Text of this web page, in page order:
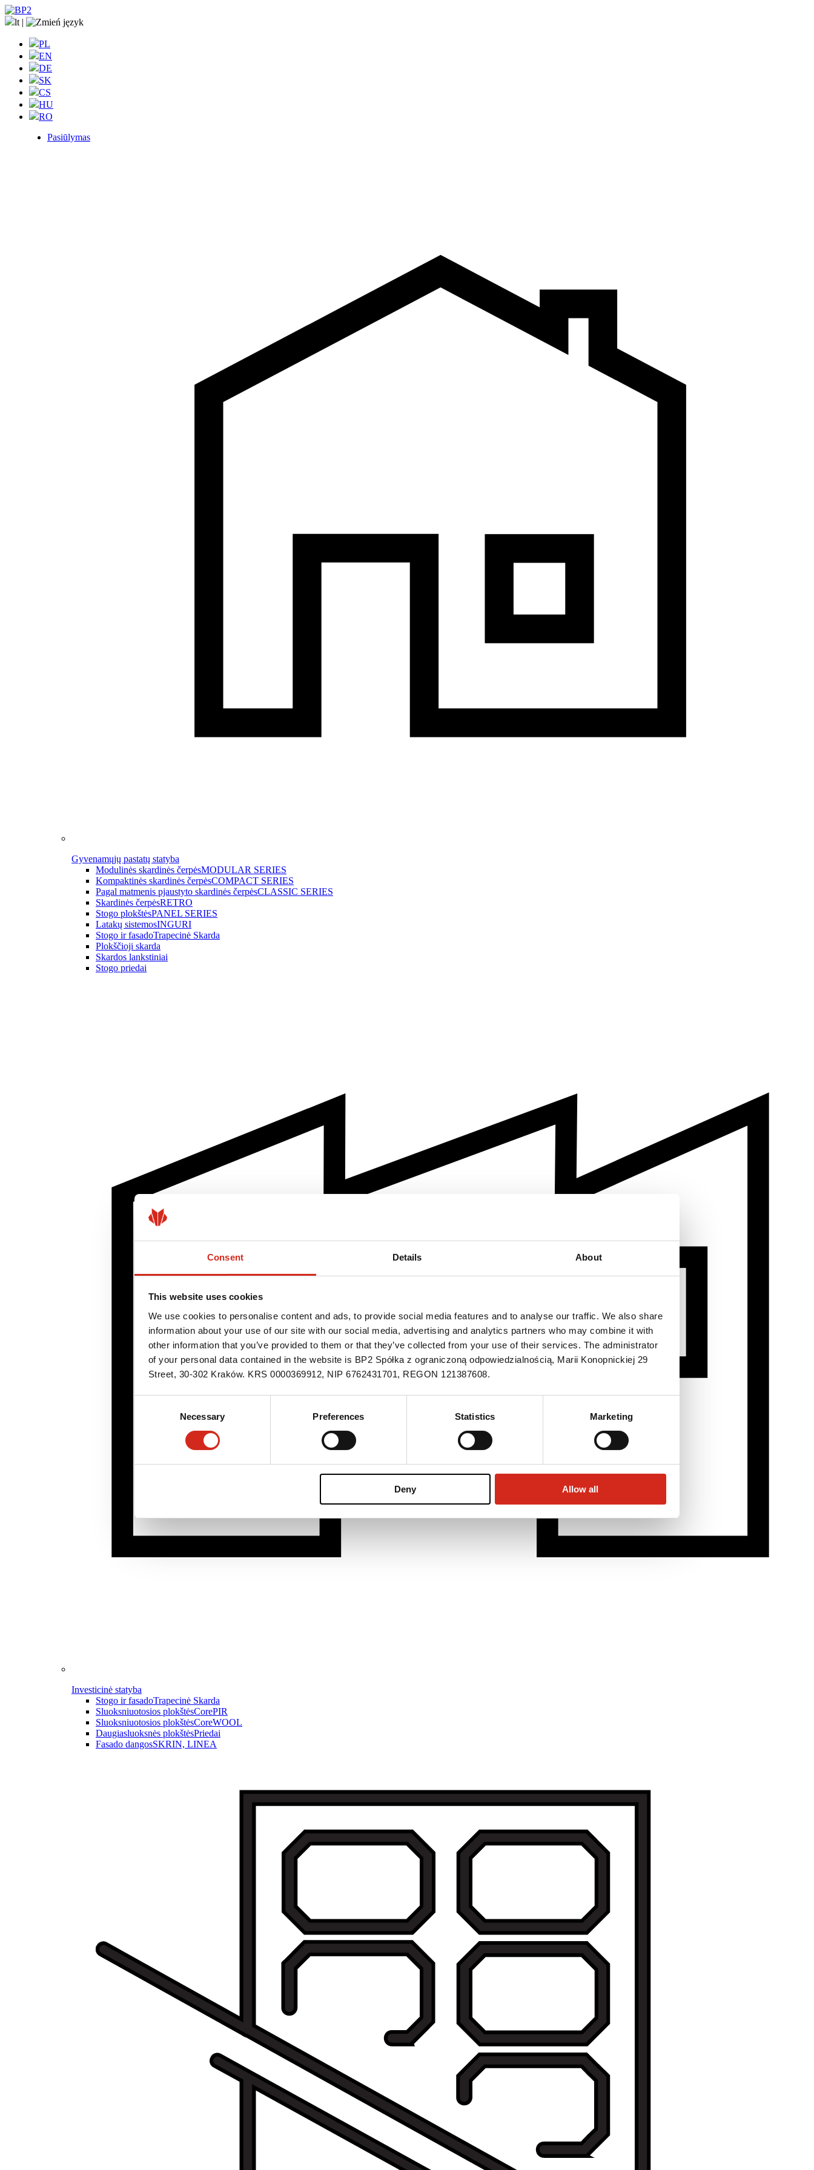
Consent Details About
This website uses cookies
We use cookies to personalise content and ads, to provide social media features and to analyse our traffic. We also share
information about your use of our site with our social media, advertising and analytics partners who may combine it with
other information that you’ve provided to them or that they’ve collected from your use of their services. The administrator
of your personal data contained in the website is BP2 Spółka z ograniczoną odpowiedzialnością, Marii Konopnickiej 29
Street, 30-302 Kraków. KRS 0000369912, NIP 6762431701, REGON 121387608.
Necessary Preferences Statistics Marketing
Deny Allow all
lt |
PL
EN
DE
SK
CS
HU
RO
Pasiūlymas
Gyvenamųjų pastatų statyba
Modulinės skardinės čerpėsMODULAR SERIES
Kompaktinės skardinės čerpėsCOMPACT SERIES
Pagal matmenis pjaustyto skardinės čerpėsCLASSIC SERIES
Skardinės čerpėsRETRO
Stogo plokštėsPANEL SERIES
Latakų sistemosINGURI
Stogo ir fasadoTrapecinė Skarda
Plokščioji skarda
Skardos lankstiniai
Stogo priedai
Investicinė statyba
Stogo ir fasadoTrapecinė Skarda
Sluoksniuotosios plokštėsCorePIR
Sluoksniuotosios plokštėsCoreWOOL
Daugiasluoksnės plokštėsPriedai
Fasado dangosSKRIN, LINEA